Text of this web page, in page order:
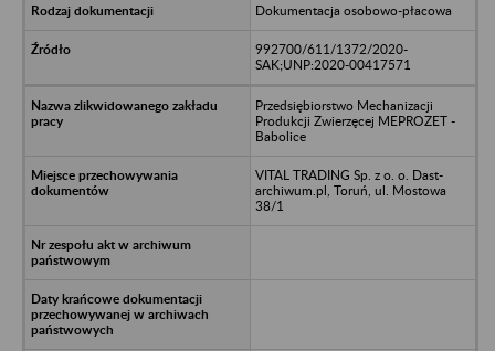
Dokumentacja osobowo-płacowa
992700/611/1372/2020-
SAK;UNP:2020-00417571
Przedsiębiorstwo Mechanizacji
Produkcji Zwierzęcej MEPROZET -
Babolice
VITAL TRADING Sp. z o. o. Dast-
archiwum.pl, Toruń, ul. Mostowa
38/1